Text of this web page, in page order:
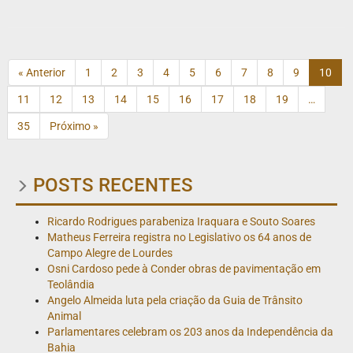
« Anterior 1 2 3 4 5 6 7 8 9 10
11 12 13 14 15 16 17 18 19 …
35 Próximo »
POSTS RECENTES
Ricardo Rodrigues parabeniza Iraquara e Souto Soares
Matheus Ferreira registra no Legislativo os 64 anos de
Campo Alegre de Lourdes
Osni Cardoso pede à Conder obras de pavimentação em
Teolândia
Angelo Almeida luta pela criação da Guia de Trânsito
Animal
Parlamentares celebram os 203 anos da Independência da
Bahia